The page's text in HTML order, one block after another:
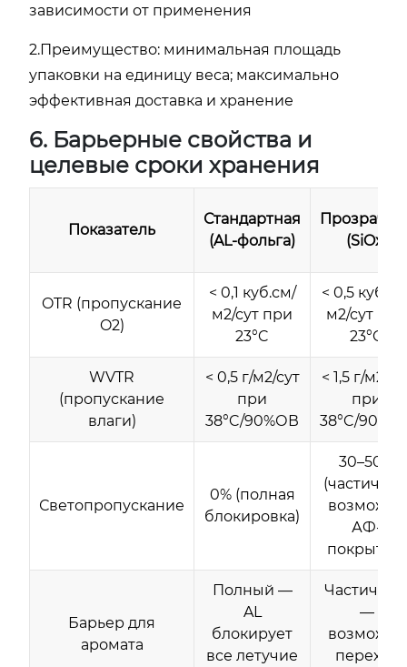
зависимости от применения
2.Преимущество: минимальная площадь
упаковки на единицу веса; максимально
эффективная доставка и хранение
6. Барьерные свойства и
целевые сроки хранения
Показатель
Стандартная
(AL-фольга)
(SiOx)
OTR (пропускание
O2)
< 0,1 куб.см/
м2/сут при
23°C
< 0,5
м2/сут при
23°C
WVTR
(пропускание
влаги)
< 0,5 г/м2/сут
при
38°C/90%ОВ
< 1,5 г/м2/
при
38°C/
Светопропускание
0% (полная
блокировка)
30–50%
возможно
АФ-
покрытие)
Барьер для
аромата
Полный —
AL
блокирует
все летучие
—
возможен
переход